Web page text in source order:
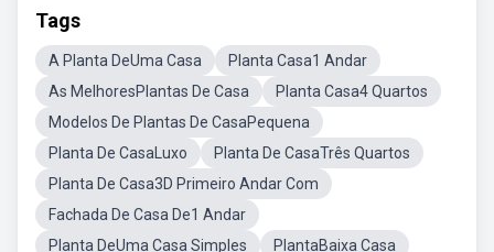
Tags
A Planta DeUma Casa
Planta Casa1 Andar
As MelhoresPlantas De Casa
Planta Casa4 Quartos
Modelos De Plantas De CasaPequena
Planta De CasaLuxo
Planta De CasaTrês Quartos
Planta De Casa3D Primeiro Andar Com
Fachada De Casa De1 Andar
Planta DeUma Casa Simples
PlantaBaixa Casa